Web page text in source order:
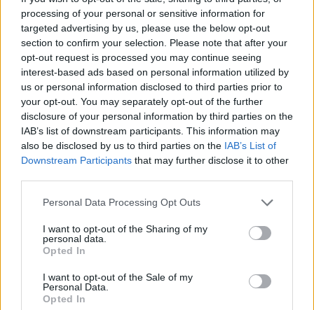
processing of your personal or sensitive information for
targeted advertising by us, please use the below opt-out
section to confirm your selection. Please note that after your
opt-out request is processed you may continue seeing
interest-based ads based on personal information utilized by
us or personal information disclosed to third parties prior to
your opt-out. You may separately opt-out of the further
disclosure of your personal information by third parties on the
IAB’s list of downstream participants. This information may
also be disclosed by us to third parties on the IAB’s List of
Downstream Participants that may further disclose it to other
Please note that this website/app uses one or more Google
not limited to your visit or usage behaviour. You may click to
grant or deny consent to Google and its third-party tags to
use your data for below specified purposes in below Google
consent section.
Personal Data Processing Opt Outs
I want to opt-out of the Sharing of my
personal data.
Opted In
I want to opt-out of the Sale of my
Personal Data.
Opted In
Η εταιρεία με την επωνυμία “POLITICAL MEDIA GROUP A.E.” και κατ’
επέκταση η ιστοσελίδα που κατέχει αυτή “www.paraskhnio.gr”